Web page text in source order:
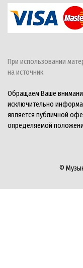
При использовании
на источник.
Обращаем Ваше
исключительно
является публичной
определяемой
©